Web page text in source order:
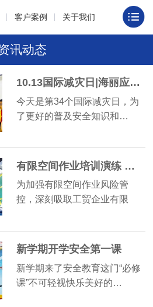
客户案例 关于我们
讯动态
10.13国际减灾日|海丽应急与您共同打造有韧性的未来
今天是第34个国际减灾日，为
了更好的普及安全知识和…
有限空间作业培训演练 筑牢安全作业防线
为加强有限空间作业风险管
控，深刻吸取工贸企业有限
新学期开学安全第一课
新学期来了安全教育这门“必修
课”不可轻视快乐美好的…